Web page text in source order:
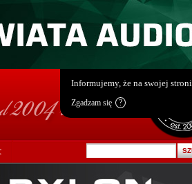
Informujemy, że na swojej
Zgadzam się ?